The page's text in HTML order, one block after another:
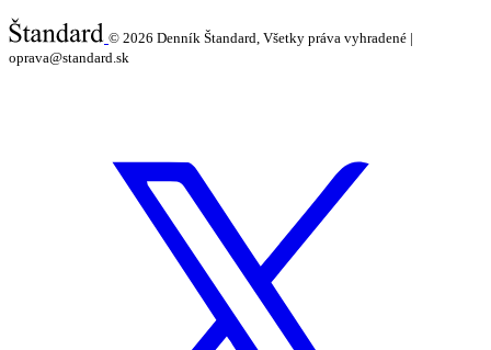
© 2026 Denník Štandard, Všetky práva vyhradené |
oprava@standard.sk